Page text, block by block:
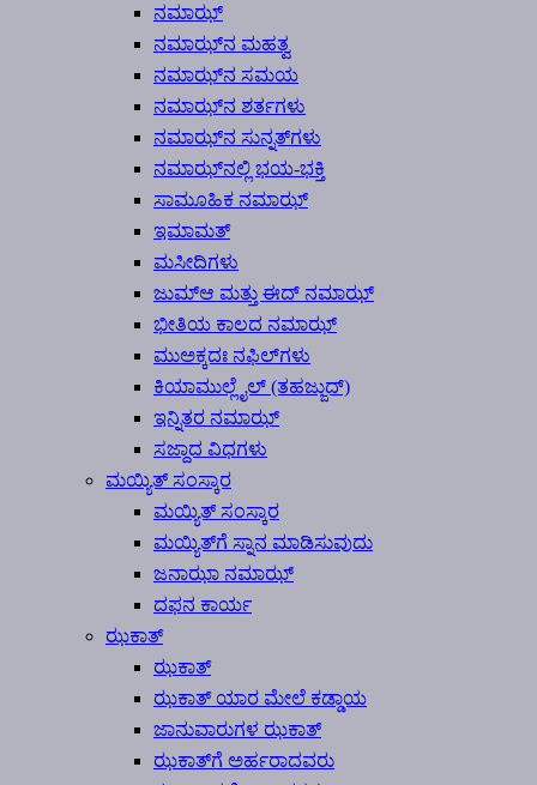
ನಮಾಝ್
ನಮಾಝ್‍ನ ಮಹತ್ವ
ನಮಾಝ್‍ನ ಸಮಯ
ನಮಾಝ್‍ನ ಶರ್ತಗಳು
ನಮಾಝ್‍ನ ಸುನ್ನತ್‍ಗಳು
ನಮಾಝ್‍ನಲ್ಲಿ ಭಯ-ಭಕ್ತಿ
ಸಾಮೂಹಿಕ ನಮಾಝ್
ಇಮಾಮತ್
ಮಸೀದಿಗಳು
ಜುಮ್‍ಆ ಮತ್ತು ಈದ್ ನಮಾಝ್
ಭೀತಿಯ ಕಾಲದ ನಮಾಝ್
ಮುಅಕ್ಕದಃ ನಫಿಲ್‍ಗಳು
ಕಿಯಾಮುಲ್ಲೈಲ್ (ತಹಜ್ಜುದ್)
ಇನ್ನಿತರ ನಮಾಝ್
ಸಜ್ದಾದ ವಿಧಗಳು
ಮಯ್ಯಿತ್ ಸಂಸ್ಕಾರ
ಮಯ್ಯಿತ್ ಸಂಸ್ಕಾರ
ಮಯ್ಯಿತ್‍ಗೆ ಸ್ನಾನ ಮಾಡಿಸುವುದು
ಜನಾಝಾ ನಮಾಝ್
ದಫನ ಕಾರ್ಯ
ಝಕಾತ್
ಝಕಾತ್
ಝಕಾತ್ ಯಾರ ಮೇಲೆ ಕಡ್ಡಾಯ
ಜಾನುವಾರುಗಳ ಝಕಾತ್
ಝಕಾತ್‍ಗೆ ಅರ್ಹರಾದವರು